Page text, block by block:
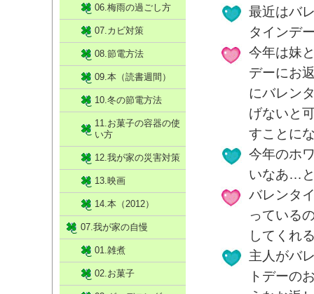
最近はバ
タインデ
今年は妹
デーにお
にバレン
げないと
すことに
今年のホ
いなあ…
バレンタ
っている
してくれ
主人がバ
トデーの
06.梅雨の過ごし方
07.カビ対策
08.節電方法
09.本（読書週間）
10.冬の節電方法
11.お菓子の容器の使
い方
12.我が家の災害対策
13.映画
14.本（2012）
07.我が家の自慢
01.雑煮
02.お菓子